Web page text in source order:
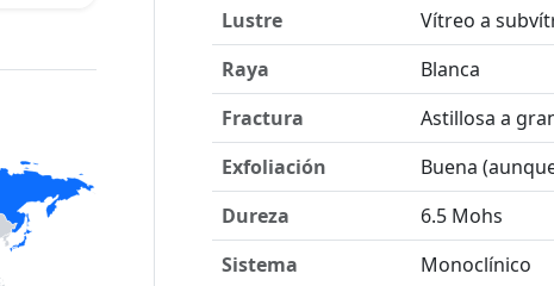
Lustre
Vítreo a
Raya
Blanca
Fractura
Astillosa a
Exfoliación
Buena
Dureza
6.5 Mohs
Sistema
Monoclínico